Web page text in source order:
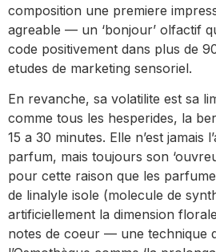
composition une premiere
agreable — un ‘bonjour’ olfactif
code positivement dans plus de
etudes de marketing sensoriel.
En revanche, sa volatilite est sa
comme tous les hesperides, la
15 a 30 minutes. Elle n’est jamais
parfum, mais toujours son
pour cette raison que les
de linalyle isole (molecule de
artificiellement la dimension
notes de coeur — une technique